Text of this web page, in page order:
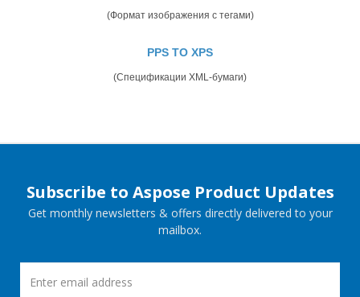
(Формат изображения с тегами)
PPS TO XPS
(Спецификации XML-бумаги)
Subscribe to Aspose Product Updates
Get monthly newsletters & offers directly delivered to your
mailbox.